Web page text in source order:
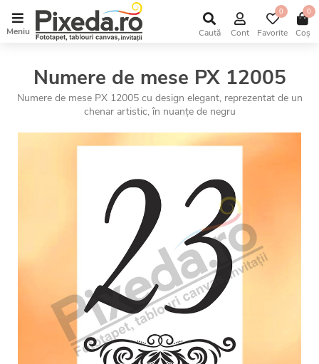
Meniu Caută Cont Favorite
0
Coș
0
Numere de mese PX 12005
Numere de mese PX 12005 cu design elegant, reprezentat de un
chenar artistic, în nuanțe de negru